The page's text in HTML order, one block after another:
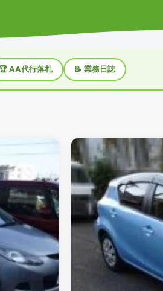
AA代行落札 📝 業務日誌